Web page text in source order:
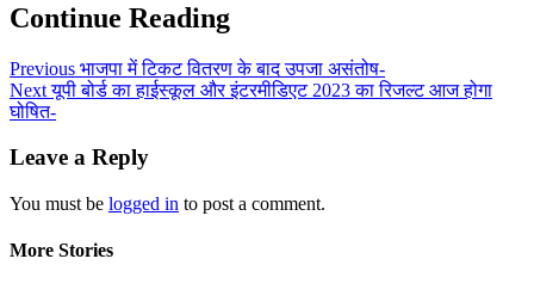
Continue Reading
Previous भाजपा में टिकट वितरण के बाद उपजा असंतोष-
Nextयूपी बोर्ड का हाईस्कूल और इंटरमीडिएट 2023 का रिजल्ट आज होगा
घोषित-
Leave a Reply
You must be logged in to post a comment.
More Stories